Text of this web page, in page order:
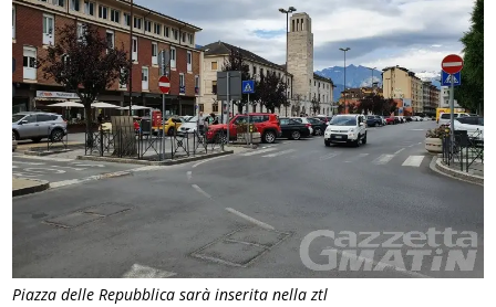
Piazza delle Repubblica sarà inserita nella ztl